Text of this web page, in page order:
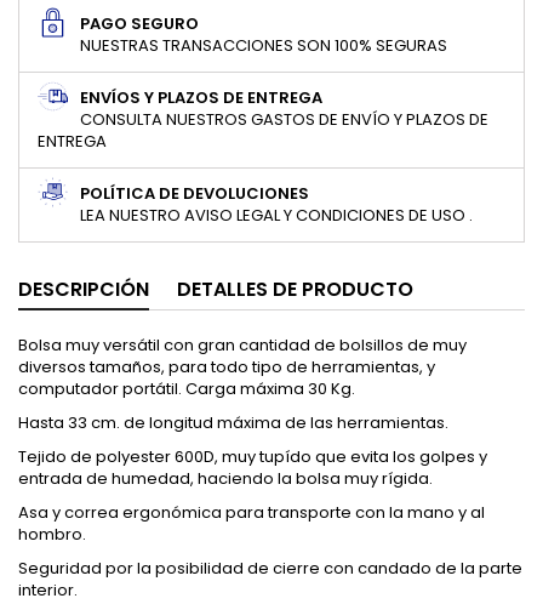
PAGO SEGURO
NUESTRAS TRANSACCIONES SON 100% SEGURAS
ENVÍOS Y PLAZOS DE ENTREGA
CONSULTA NUESTROS GASTOS DE ENVÍO Y PLAZOS DE
ENTREGA
POLÍTICA DE DEVOLUCIONES
LEA NUESTRO AVISO LEGAL Y CONDICIONES DE USO .
DESCRIPCIÓN DETALLES DE PRODUCTO
Bolsa muy versátil con gran cantidad de bolsillos de muy
diversos tamaños, para todo tipo de herramientas, y
computador portátil. Carga máxima 30 Kg.
Hasta 33 cm. de longitud máxima de las herramientas.
Tejido de polyester 600D, muy tupído que evita los golpes y
entrada de humedad, haciendo la bolsa muy rígida.
Asa y correa ergonómica para transporte con la mano y al
hombro.
Seguridad por la posibilidad de cierre con candado de la parte
interior.